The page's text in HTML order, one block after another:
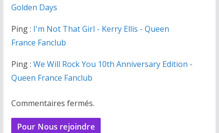
Golden Days
Ping : I'm Not That Girl - Kerry Ellis - Queen
France Fanclub
Ping : We Will Rock You 10th Anniversary Edition -
Queen France Fanclub
Commentaires fermés.
Pour Nous rejoindre